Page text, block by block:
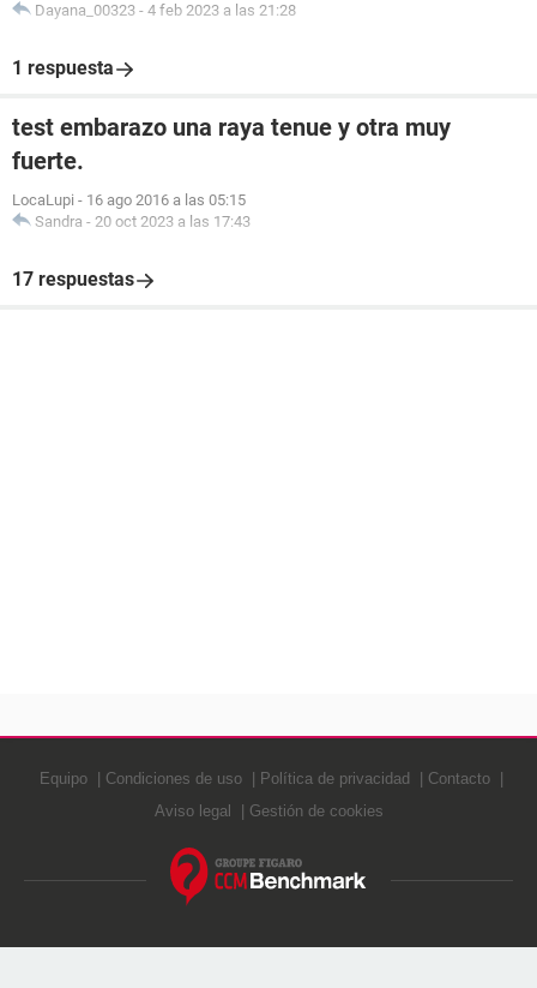
Dayana_00323 - 4 feb 2023 a las 21:28
1 respuesta
test embarazo una raya tenue y otra muy
fuerte.
LocaLupi - 16 ago 2016 a las 05:15
Sandra - 20 oct 2023 a las 17:43
17 respuestas
Equipo Condiciones de uso Política de privacidad
Contacto
Aviso legal
Gestión de cookies